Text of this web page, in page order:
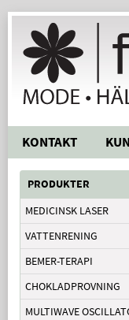
KONTAKT
PRODUKTER
MEDICINSK LASER
VATTENRENING
BEMER-TERAPI
CHOKLADPROVNING
MULTIWAVE